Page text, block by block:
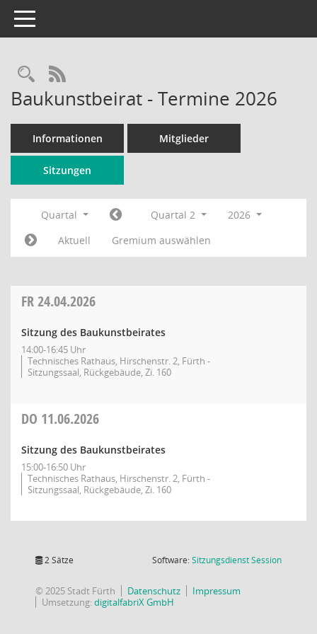
Toggle navigation
Rechercheauswahl
RSS-Feed
Baukunstbeirat - Termine 2026
Informationen Mitglieder
Sitzungen
Quartal Quartal 2
2026
Aktuell
Gremium auswählen
FR24.04.2026
Sitzung des Baukunstbeirates
14:00-16:45 Uhr
Technisches Rathaus, Hirschenstr. 2, Fürth -
Sitzungssaal, Rückgebäude, Zi. 160
DO 11.06.2026
Sitzung des Baukunstbeirates
15:00-16:50 Uhr
Technisches Rathaus, Hirschenstr. 2, Fürth -
Sitzungssaal, Rückgebäude, Zi. 160
2 Sätze Software:SitzungsdienstSession(Wird in
© 2025 Stadt Fürth Datenschutz
Impressum
Umsetzung:digitalfabriX GmbH